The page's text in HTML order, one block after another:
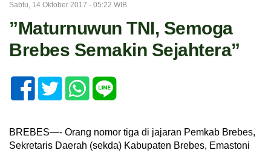
Sabtu, 14 Oktober 2017 - 05:22 WIB
”Maturnuwun TNI, Semoga
Brebes Semakin Sejahtera”
BREBES—- Orang nomor tiga di jajaran Pemkab Brebes,
Sekretaris Daerah (sekda) Kabupaten Brebes, Emastoni